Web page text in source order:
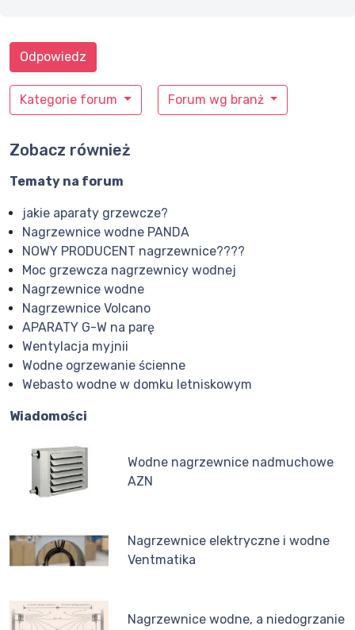
Kategorie forum Forum wg branż
Odpowiedz
Zobacz również
Tematy na forum
jakie aparaty grzewcze?
Nagrzewnice wodne PANDA
NOWY PRODUCENT nagrzewnice????
Moc grzewcza nagrzewnicy wodnej
Nagrzewnice wodne
Nagrzewnice Volcano
APARATY G-W na parę
Wentylacja myjnii
Wodne ogrzewanie ścienne
Webasto wodne w domku letniskowym
Wiadomości
Wodne nagrzewnice nadmuchowe
AZN
Nagrzewnice elektryczne i wodne
Ventmatika
Nagrzewnice wodne, a niedogrzanie